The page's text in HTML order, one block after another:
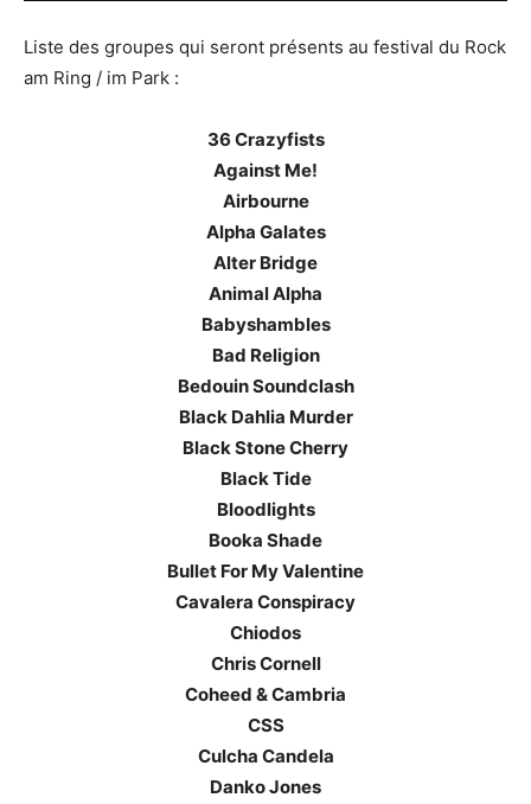
Liste des groupes qui seront présents au festival du Rock
am Ring / im Park :
36 Crazyfists
Against Me!
Airbourne
Alpha Galates
Alter Bridge
Animal Alpha
Babyshambles
Bad Religion
Bedouin Soundclash
Black Dahlia Murder
Black Stone Cherry
Black Tide
Bloodlights
Booka Shade
Bullet For My Valentine
Cavalera Conspiracy
Chiodos
Chris Cornell
Coheed & Cambria
CSS
Culcha Candela
Danko Jones